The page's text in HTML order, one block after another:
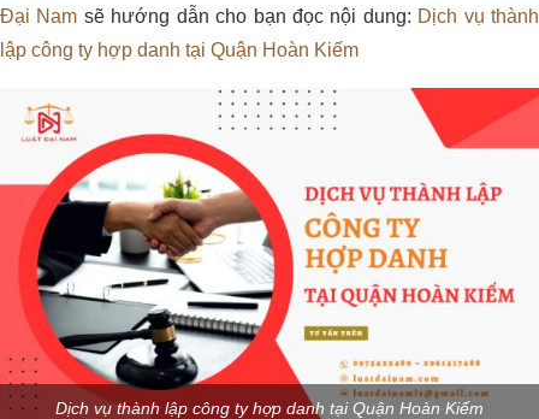
Đại Nam sẽ hướng dẫn cho bạn đọc nội dung: Dịch vụ thành
lập công ty hợp danh tại Quận Hoàn Kiếm
Dịch vụ thành lập công ty hợp danh tại Quận Hoàn Kiếm